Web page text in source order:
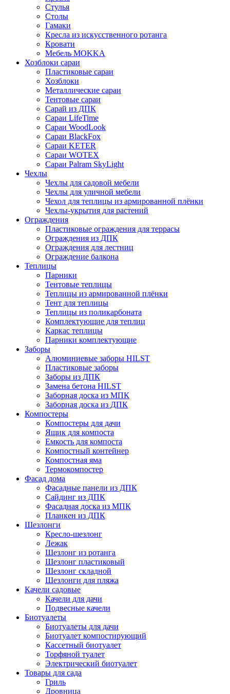
Стулья
Столы
Гамаки
Кресла из искусственного ротанга
Кровати
Мебель MOKKA
Хозблоки сараи
Пластиковые сараи
Хозблоки
Металлические сараи
Тентовые сараи
Сарай из ДПК
Cараи LifeTime
Cараи WoodLook
Сараи BlackFox
Сараи KETER
Сараи WOTEX
Сараи Palram SkyLight
Чехлы
Чехлы для садовой мебели
Чехлы для уличной мебели
Чехол для теплицы из армированной плёнки
Чехлы-укрытия для растений
Ограждения
Пластиковые ограждения для террасы
Ограждения из ДПК
Ограждения для лестниц
Ограждение балкона
Теплицы
Парники
Тентовые теплицы
Теплицы из армированной плёнки
Тент для теплицы
Теплицы из поликарбоната
Комплектующие для теплиц
Каркас теплицы
Парники комплектующие
Заборы
Алюминиевые заборы HILST
Пластиковые заборы
Заборы из ДПК
Замена бетона HILST
Заборная доска из МПК
Заборная доска из ДПК
Компостеры
Компостеры для дачи
Ящик для компоста
Емкость для компоста
Компостный контейнер
Компостная яма
Термокомпостер
Фасад дома
Фасадные панели из ДПК
Сайдинг из ДПК
Фасадная доска из МПК
Планкен из ДПК
Шезлонги
Кресло-шезлонг
Лежак
Шезлонг из ротанга
Шезлонг пластиковый
Шезлонг складной
Шезлонги для пляжа
Качели садовые
Качели для дачи
Подвесные качели
Биотуалеты
Биотуалеты для дачи
Биотуалет компостирующий
Кассетный биотуалет
Торфяной туалет
Электрический биотуалет
Товары для сада
Гриль
Дровница